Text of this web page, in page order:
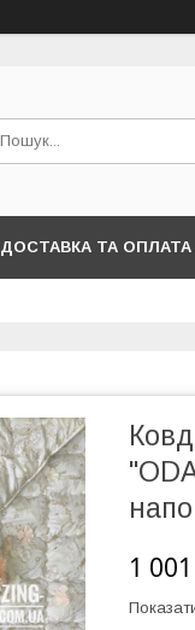
ДОСТАВКА ТА ОПЛАТА
1